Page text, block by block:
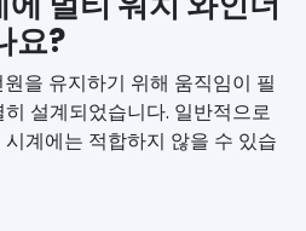
요?
을 유지하기 위해 움직임이 필
설계되었습니다. 일반적으로
계에는 적합하지 않을 수 있습